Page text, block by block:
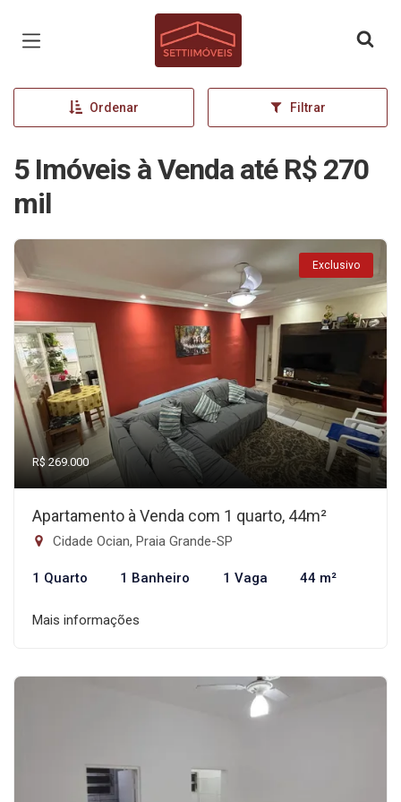
Página inicial
Ordenar Filtrar
5 Imóveis à Venda até R$ 270
mil
Exclusivo
R$ 269.000
Apartamento à Venda com 1 quarto, 44m²
Cidade Ocian, Praia Grande-SP
1 Quarto 1 Banheiro 1 Vaga 44 m²
Mais informações